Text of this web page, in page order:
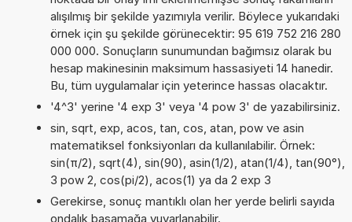
alışılmış bir şekilde yazımıyla verilir. Böylece yukarıdaki
örnek için şu şekilde görünecektir: 95 619 752 216 280
000 000. Sonuçların sunumundan bağımsız olarak bu
hesap makinesinin maksimum hassasiyeti 14 hanedir.
Bu, tüm uygulamalar için yeterince hassas olacaktır.
'4^3' yerine '4 exp 3' veya '4 pow 3' de yazabilirsiniz.
sin, sqrt, exp, acos, tan, cos, atan, pow ve asin
matematiksel fonksiyonları da kullanılabilir. Örnek:
sin(π/2), sqrt(4), sin(90), asin(1/2), atan(1/4), tan(90°),
3 pow 2, cos(pi/2), acos(1) ya da 2 exp 3
Gerekirse, sonuç mantıklı olan her yerde belirli sayıda
ondalık basamağa yuvarlanabilir.